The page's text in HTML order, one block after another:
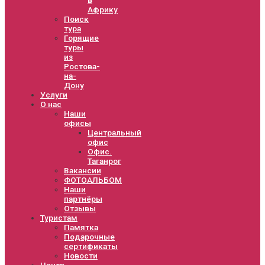
Африку
Поиск
тура
Горящие
туры
из
Ростова-
на-
Дону
Услуги
О нас
Наши
офисы
Центральный
офис
Офис.
Таганрог
Вакансии
ФОТОАЛЬБОМ
Наши
партнёры
Отзывы
Туристам
Памятка
Подарочные
сертификаты
Новости